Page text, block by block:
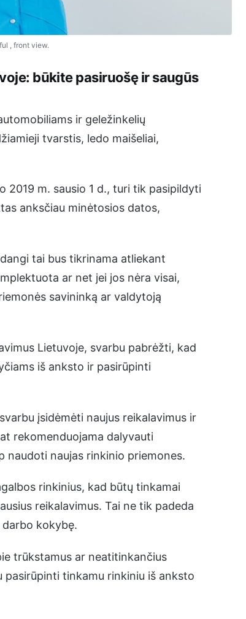
, front view.
būkite pasiruošę ir saugūs
ir geležinkelių
tvarstis, ledo maišeliai,
2019 m. sausio 1 d., turi tik pasipildyti
anksčiau minėtosios datos,
tai bus tikrinama atliekant
ar net jei jos nėra visai,
savininką ar valdytoją
Lietuvoje, svarbu pabrėžti, kad
iš anksto ir pasirūpinti
įsidėmėti naujus reikalavimus ir
rekomenduojama dalyvauti
naudoti naujas rinkinio priemones.
rinkinius, kad būtų tinkamai
reikalavimus. Tai ne tik padeda
kokybę.
trūkstamus ar neatitinkančius
pasirūpinti tinkamu rinkiniu iš anksto